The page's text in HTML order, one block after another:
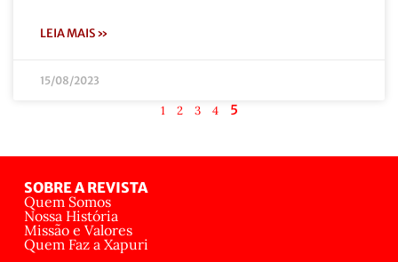
LEIA MAIS »
15/08/2023
1 2 3 4 5
SOBRE A REVISTA
Quem Somos
Nossa História
Missão e Valores
Quem Faz a Xapuri